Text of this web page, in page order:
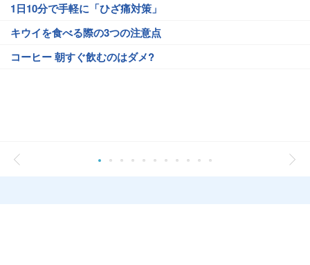
1日10分で手軽に「ひざ痛対策」
キウイを食べる際の3つの注意点
コーヒー 朝すぐ飲むのはダメ?